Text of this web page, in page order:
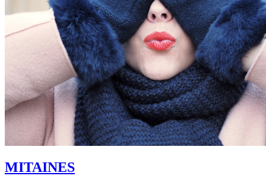
MITAINES